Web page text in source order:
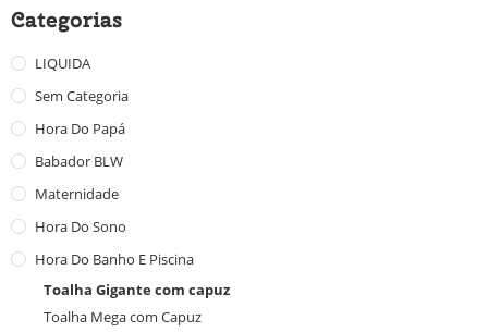
Categorias
LIQUIDA
Sem Categoria
Hora Do Papá
Babador BLW
Maternidade
Hora Do Sono
Hora Do Banho E Piscina
Toalha Gigante com capuz
Toalha Mega com Capuz